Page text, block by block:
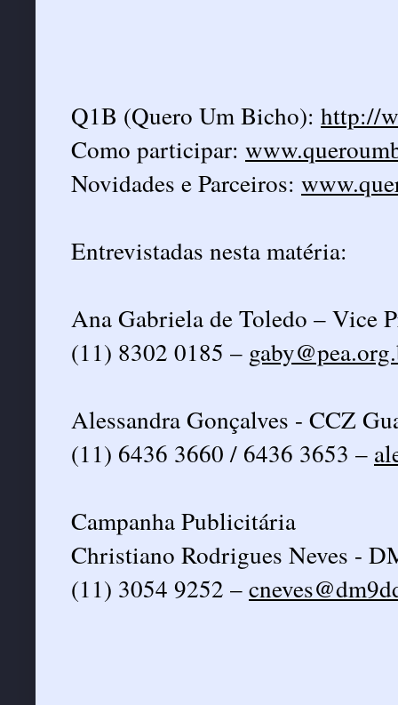
Q1B (Quero Um Bicho): http://
Como participar:
Novidades e Parceiros:
Entrevistadas nesta matéria:
Ana Gabriela de Toledo – Vice
(11) 8302 0185 –
Alessandra Gonçalves - CCZ
(11) 6436 3660 / 6436 3653 –
Campanha Publicitária
Christiano Rodrigues Neves -
(11) 3054 9252 –